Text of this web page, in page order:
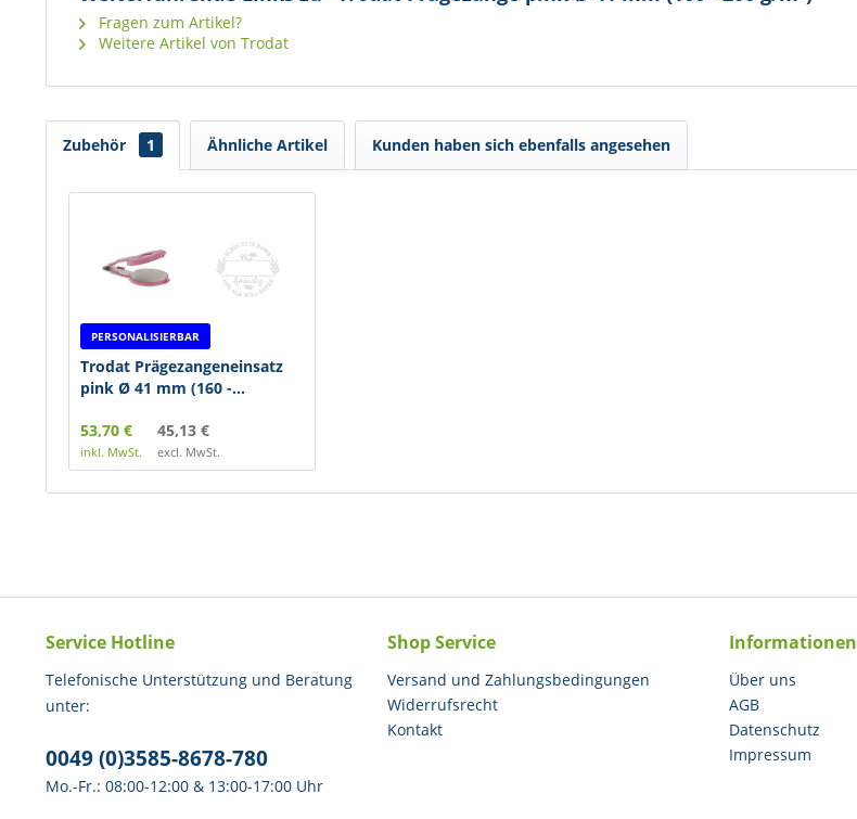
Fragen zum Artikel?
Weitere Artikel von Trodat
Zubehör 1 Ähnliche Artikel Kunden haben sich ebenfalls angesehen
PERSONALISIERBAR
Trodat Prägezangeneinsatz
pink Ø 41 mm (160 -...
53,70 €
inkl. MwSt.
45,13 €
excl. MwSt.
Service Hotline
Telefonische Unterstützung und Beratung
unter:
0049 (0)3585-8678-780
Mo.-Fr.: 08:00-12:00 & 13:00-17:00 Uhr
Shop Service
Versand und Zahlungsbedingungen
Widerrufsrecht
Kontakt
Informationen
Über uns
AGB
Datenschutz
Impressum